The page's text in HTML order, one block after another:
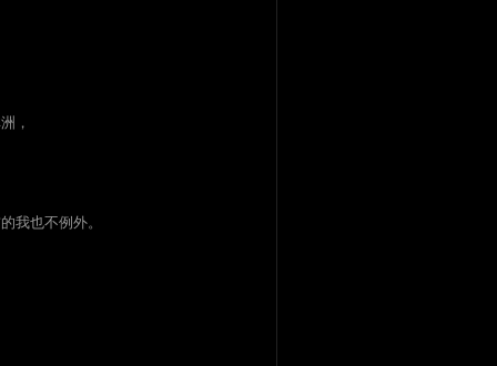
，
我也不例外。